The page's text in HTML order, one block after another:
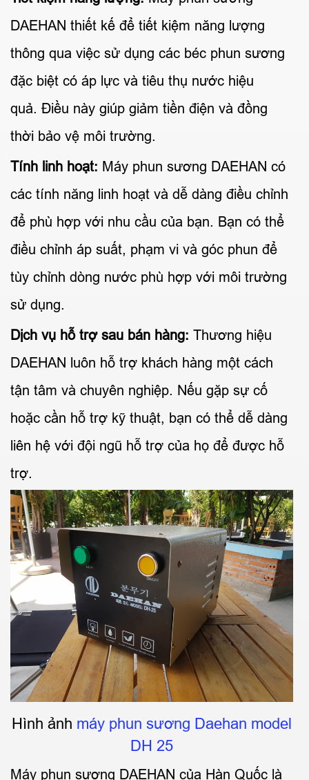
DAEHAN thiết kế để tiết kiệm năng lượng
thông qua việc sử dụng các béc phun sương
đặc biệt có áp lực và tiêu thụ nước hiệu
quả. Điều này giúp giảm tiền điện và đồng
thời bảo vệ môi trường.
Tính linh hoạt: Máy phun sương DAEHAN có
các tính năng linh hoạt và dễ dàng điều chỉnh
để phù hợp với nhu cầu của bạn. Bạn có thể
điều chỉnh áp suất, phạm vi và góc phun để
tùy chỉnh dòng nước phù hợp với môi trường
sử dụng.
Dịch vụ hỗ trợ sau bán hàng: Thương hiệu
DAEHAN luôn hỗ trợ khách hàng một cách
tận tâm và chuyên nghiệp. Nếu gặp sự cố
hoặc cần hỗ trợ kỹ thuật, bạn có thể dễ dàng
liên hệ với đội ngũ hỗ trợ của họ để được hỗ
trợ.
Hình ảnh máy phun sương Daehan model
DH 25
Máy phun sương DAEHAN của Hàn Quốc là